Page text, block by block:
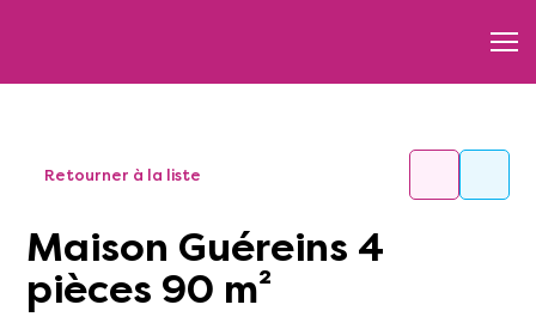
Retourner à la liste
Maison Guéreins 4
pièces 90 m²